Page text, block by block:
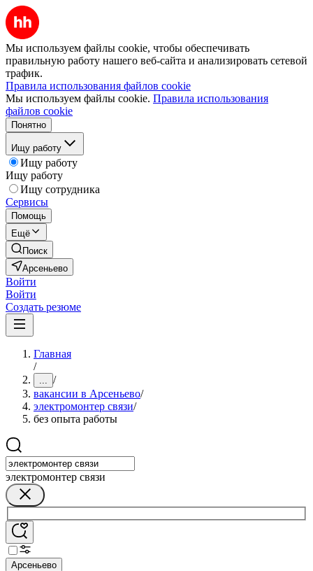
Мы используем файлы cookie, чтобы обеспечивать
правильную работу нашего веб-сайта и анализировать сетевой
трафик.
Правила использования файлов cookie
Мы используем файлы cookie. Правила использования
файлов cookie
Понятно
Ищу работу
Ищу работу
Ищу работу
Ищу сотрудника
Сервисы
Помощь
Ещё
Поиск
Арсеньево
Войти
Войти
Создать резюме
Главная
/
... /
вакансии в Арсеньево/
электромонтер связи/
без опыта работы
электромонтер связи
Арсеньево